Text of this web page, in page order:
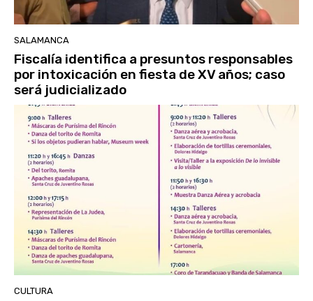
SALAMANCA
Fiscalía identifica a presuntos responsables
por intoxicación en fiesta de XV años; caso
será judicializado
CULTURA